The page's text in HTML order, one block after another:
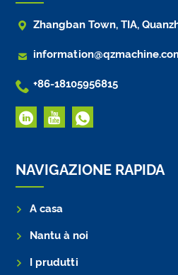
 Zhangban Town, TIA,

 +86-18105956815
NAVIGAZIONE RAPIDA
A casa
Nantu à noi
I prudutti